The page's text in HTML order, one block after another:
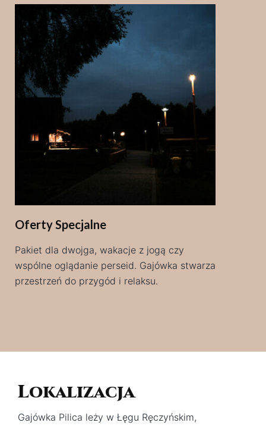
Oferty Specjalne
Pakiet dla dwojga, wakacje z jogą czy
wspólne oglądanie perseid. Gajówka stwarza
przestrzeń do przygód i relaksu.
Lokalizacja
Gajówka Pilica leży w Łęgu Ręczyńskim,